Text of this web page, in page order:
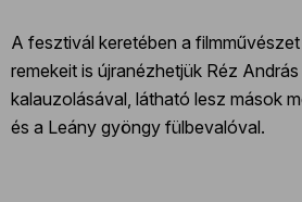
A fesztivál keretében a
remekeit is újranézhetjük Réz
kalauzolásával, látható lesz mások
és a Leány gyöngy fülbevalóval.